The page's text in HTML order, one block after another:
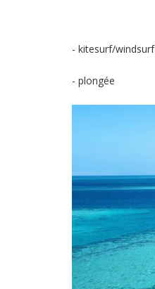
- kitesurf/windsurf
- plongée